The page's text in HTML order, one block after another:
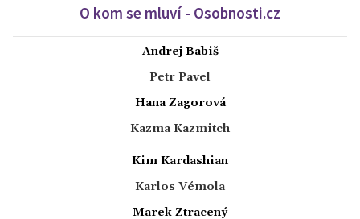
O kom se mluví - Osobnosti.cz
Andrej Babiš
Petr Pavel
Hana Zagorová
Kazma Kazmitch
Kim Kardashian
Karlos Vémola
Marek Ztracený